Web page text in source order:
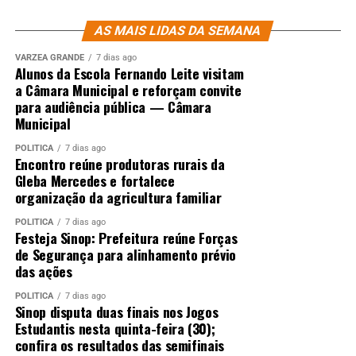
AS MAIS LIDAS DA SEMANA
VÁRZEA GRANDE 7 dias ago
Alunos da Escola Fernando Leite visitam
a Câmara Municipal e reforçam convite
para audiência pública — Câmara
Municipal
POLÍTICA 7 dias ago
Encontro reúne produtoras rurais da
Gleba Mercedes e fortalece
organização da agricultura familiar
POLÍTICA 7 dias ago
Festeja Sinop: Prefeitura reúne Forças
de Segurança para alinhamento prévio
das ações
POLÍTICA 7 dias ago
Sinop disputa duas finais nos Jogos
Estudantis nesta quinta-feira (30);
confira os resultados das semifinais